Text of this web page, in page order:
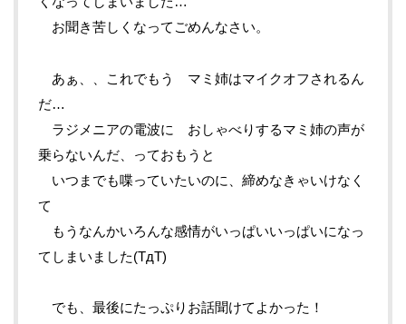
お聞き苦しくなってごめんなさい。
あぁ、、これでもう マミ姉はマイクオフされるん
だ…
ラジメニアの電波に おしゃべりするマミ姉の声が
乗らないんだ、っておもうと
いつまでも喋っていたいのに、締めなきゃいけなく
て
もうなんかいろんな感情がいっぱいいっぱいになっ
てしまいました(TдT)
でも、最後にたっぷりお話聞けてよかった！